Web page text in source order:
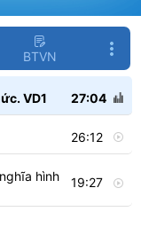
BTVN
VD1 27:04
26:12
hình
19:27
BĐT chứa